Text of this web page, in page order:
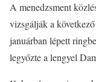
A menedzsment
vizsgálják a
januárban lépett
legyőzte a lengyel